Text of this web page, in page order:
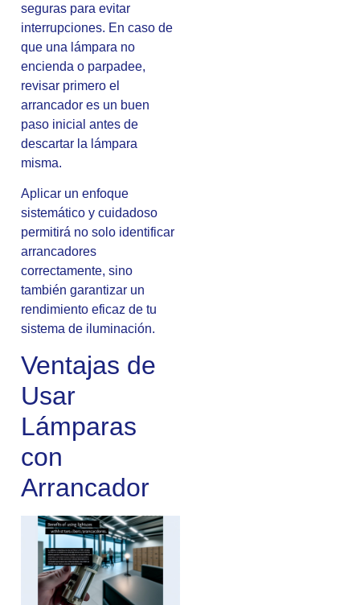
seguras para evitar
interrupciones. En caso de
que una lámpara no
encienda o parpadee,
revisar primero el
arrancador es un buen
paso inicial antes de
descartar la lámpara
misma.
Aplicar un enfoque
sistemático y cuidadoso
permitirá no solo identificar
arrancadores
correctamente, sino
también garantizar un
rendimiento eficaz de tu
sistema de iluminación.
Ventajas de
Usar
Lámparas
con
Arrancador